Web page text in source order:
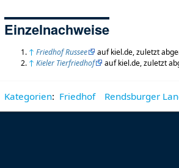
Einzelnachweise
↑ Friedhof Russee
auf kiel.de, zuletzt
↑ Kieler Tierfriedhof auf kiel.de, zuletzt
Kategorien: Friedhof Rendsburger